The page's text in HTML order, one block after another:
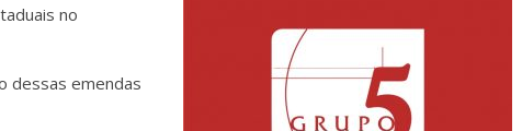
no
dessas emendas